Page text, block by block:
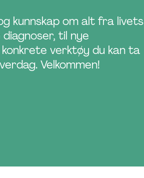
kunnskap om alt fra livets
til nye
verktøy du kan ta
Velkommen!